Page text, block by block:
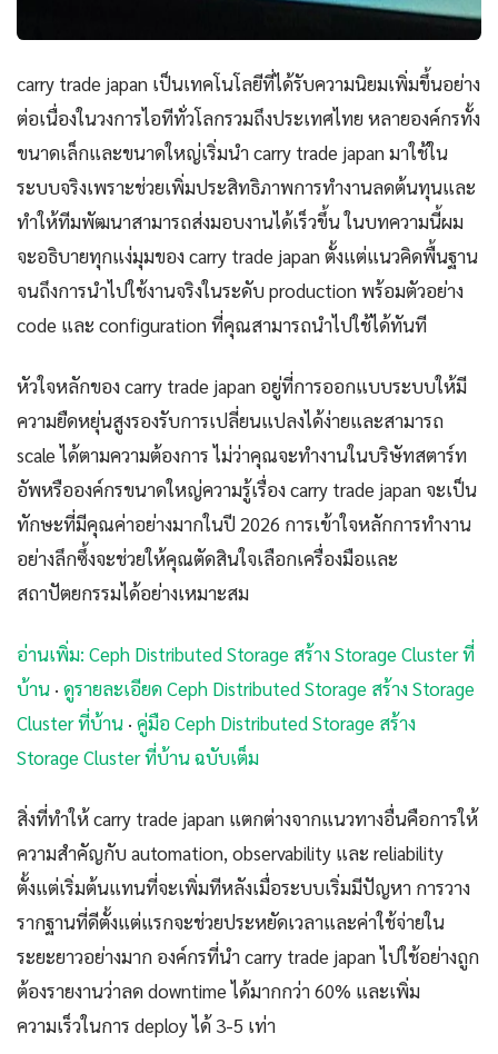
carry trade japan เป็นเทคโนโลยีที่ได้รับความนิยมเพิ่มขึ้นอย่าง
ต่อเนื่องในวงการไอทีทั่วโลกรวมถึงประเทศไทย หลายองค์กรทั้ง
ขนาดเล็กและขนาดใหญ่เริ่มนำ carry trade japan มาใช้ใน
ระบบจริงเพราะช่วยเพิ่มประสิทธิภาพการทำงานลดต้นทุนและ
ทำให้ทีมพัฒนาสามารถส่งมอบงานได้เร็วขึ้น ในบทความนี้ผม
จะอธิบายทุกแง่มุมของ carry trade japan ตั้งแต่แนวคิดพื้นฐาน
จนถึงการนำไปใช้งานจริงในระดับ production พร้อมตัวอย่าง
code และ configuration ที่คุณสามารถนำไปใช้ได้ทันที
หัวใจหลักของ carry trade japan อยู่ที่การออกแบบระบบให้มี
ความยืดหยุ่นสูงรองรับการเปลี่ยนแปลงได้ง่ายและสามารถ
scale ได้ตามความต้องการ ไม่ว่าคุณจะทำงานในบริษัทสตาร์ท
อัพหรือองค์กรขนาดใหญ่ความรู้เรื่อง carry trade japan จะเป็น
ทักษะที่มีคุณค่าอย่างมากในปี 2026 การเข้าใจหลักการทำงาน
อย่างลึกซึ้งจะช่วยให้คุณตัดสินใจเลือกเครื่องมือและ
สถาปัตยกรรมได้อย่างเหมาะสม
อ่านเพิ่ม: Ceph Distributed Storage สร้าง Storage Cluster ที่
บ้าน · ดูรายละเอียด Ceph Distributed Storage สร้าง Storage
Cluster ที่บ้าน · คู่มือ Ceph Distributed Storage สร้าง
Storage Cluster ที่บ้าน ฉบับเต็ม
สิ่งที่ทำให้ carry trade japan แตกต่างจากแนวทางอื่นคือการให้
ความสำคัญกับ automation, observability และ reliability
ตั้งแต่เริ่มต้นแทนที่จะเพิ่มทีหลังเมื่อระบบเริ่มมีปัญหา การวาง
รากฐานที่ดีตั้งแต่แรกจะช่วยประหยัดเวลาและค่าใช้จ่ายใน
ระยะยาวอย่างมาก องค์กรที่นำ carry trade japan ไปใช้อย่างถูก
ต้องรายงานว่าลด downtime ได้มากกว่า 60% และเพิ่ม
ความเร็วในการ deploy ได้ 3-5 เท่า